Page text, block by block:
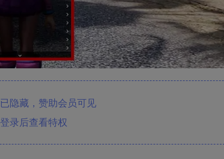
隐藏，赞助会员可见
录后查看特权